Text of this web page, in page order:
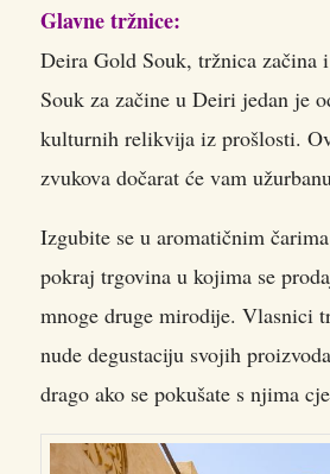
Glavne tržnice:
Deira Gold Souk, tržnica začina
Souk za začine u Deiri jedan je
kulturnih relikvija iz prošlosti.
zvukova dočarat će vam
Izgubite se u aromatičnim
pokraj trgovina u kojima se
mnoge druge mirodije. Vlasnici
nude degustaciju svojih
drago ako se pokušate s njima